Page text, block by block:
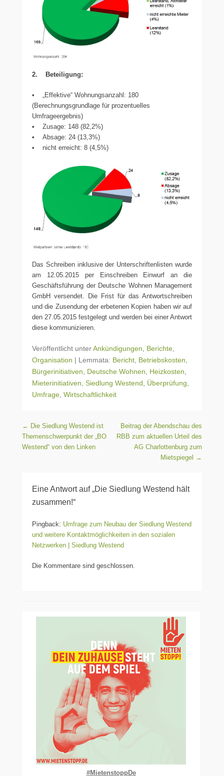
2. Beteiligung:
• „Effektive“ Wohnungsanzahl: 180
(Berechnungsgrundlage für prozentuelles
Umfrageergebnis)
• Zusage: 148 (82,2%)
• Absage: 24 (13,3%)
• nicht erreicht: 8 (4,5%)
Das Schreiben inklusive der Unterschriftenlisten wurde
am 12.05.2015 per Einschreiben Einwurf an die
Geschäftsführung der Deutsche Wohnen Management
GmbH versendet. Die Frist für das Antwortschreiben
und die Zusendung der erbetenen Kopien haben wir auf
den 27.05.2015 festgelegt und werden bei einer Antwort
diese kommunizieren.
Veröffentlicht unterAnkündigungen Berichte
Organisation | Lemmata: Bericht Betriebskosten
Bürgerinitiativen
Deutsche Wohnen Heizkosten
Mieterinitiativen Siedlung Westend Überprüfung
Umfrage Wirtschaftlichkeit
Beitragsnavigation
← Die Siedlung Westend ist
Themenschwerpunkt der „BO
Westend“ von den Linken
Beitrag der Abendschau des
RBB zum aktuellen Urteil des
AG Charlottenburg zum
Mietspiegel →
Eine Antwort auf „Die Siedlung Westend hält
zusammen!“
Pingback: Umfrage zum Neubau der Siedlung Westend
und weitere Kontaktmöglichkeiten in den sozialen
Netzwerken | Siedlung Westend
Die Kommentare sind geschlossen.
#MietenstoppDe